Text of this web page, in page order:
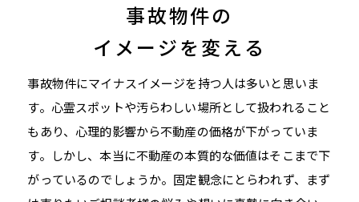
事故物件の
イメージを変える
事故物件にマイナスイメージを持つ人は多いと思いま
す。心霊スポットや汚らわしい場所として扱われること
もあり、心理的影響から不動産の価格が下がっていま
す。しかし、本当に不動産の本質的な価値はそこまで下
がっているのでしょうか。固定観念にとらわれず、まず